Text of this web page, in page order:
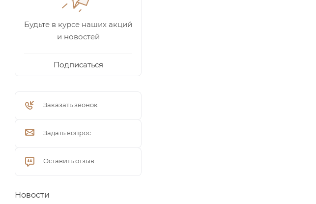
Будьте в курсе наших акций
и новостей
Подписаться
Заказать звонок
Задать вопрос
Оставить отзыв
Новости